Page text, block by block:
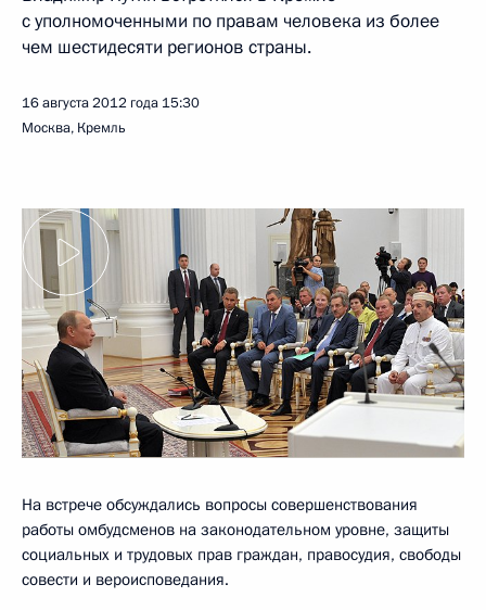
с уполномоченными по правам человека из более
чем шестидесяти регионов страны.
16 августа 2012 года 15:30
Москва, Кремль
На встрече обсуждались вопросы совершенствования
работы омбудсменов на законодательном уровне, защиты
социальных и трудовых прав граждан, правосудия, свободы
совести и вероисповедания.